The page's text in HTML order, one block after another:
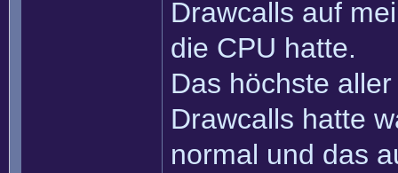
Drawcalls auf
die CPU hatte.
Das höchste
Drawcalls hatte
normal und das